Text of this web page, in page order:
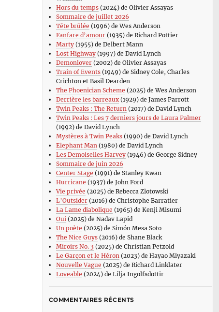
Hors du temps(2024) de Olivier Assayas
Sommaire de juillet 2026
Tête brûlée (1996) de Wes Anderson
Fanfare d’amour(1935) de Richard Pottier
Marty(1955) de Delbert Mann
Lost Highway(1997) de David Lynch
Demonlover(2002) de Olivier Assayas
Train of Events(1949) de Sidney Cole, Charles
Crichton et Basil Dearden
The Phoenician Scheme (2025) de Wes Anderson
Derrière les barreaux(1929) de James Parrott
Twin Peaks : The Return(2017) de David Lynch
Twin Peaks : Les 7 derniers jours de Laura Palmer
(1992) de David Lynch
Mystères à Twin Peaks(1990) de David Lynch
Elephant Man(1980) de David Lynch
Les Demoiselles Harvey(1946) de George Sidney
Sommaire de juin 2026
Center Stage (1991) de Stanley Kwan
Hurricane (1937) de John Ford
Vie privée (2025) de Rebecca Zlotowski
L’Outsider(2016) de Christophe Barratier
La Lame diabolique (1965) de Kenji Misumi
Oui(2025) de Nadav Lapid
Un poète (2025) de Simón Mesa Soto
The Nice Guys(2016) de Shane Black
Miroirs No. 3 (2025) de Christian Petzold
Le Garçon et le Héron(2023) de Hayao Miyazaki
Nouvelle Vague (2025) de Richard Linklater
Loveable (2024) de Lilja Ingolfsdottir
COMMENTAIRES RÉCENTS